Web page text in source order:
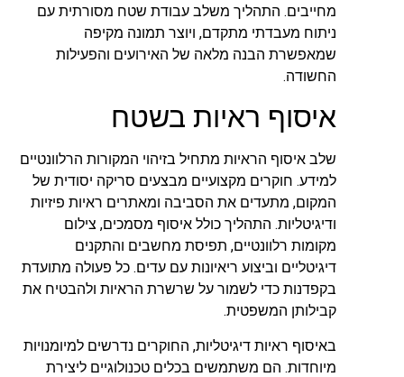
מחייבים. התהליך משלב עבודת שטח מסורתית עם
ניתוח מעבדתי מתקדם, ויוצר תמונה מקיפה
שמאפשרת הבנה מלאה של האירועים והפעילות
החשודה.
איסוף ראיות בשטח
שלב איסוף הראיות מתחיל בזיהוי המקורות הרלוונטיים
למידע. חוקרים מקצועיים מבצעים סריקה יסודית של
המקום, מתעדים את הסביבה ומאתרים ראיות פיזיות
ודיגיטליות. התהליך כולל איסוף מסמכים, צילום
מקומות רלוונטיים, תפיסת מחשבים והתקנים
דיגיטליים וביצוע ריאיונות עם עדים. כל פעולה מתועדת
בקפדנות כדי לשמור על שרשרת הראיות ולהבטיח את
קבילותן המשפטית.
באיסוף ראיות דיגיטליות, החוקרים נדרשים למיומנויות
מיוחדות. הם משתמשים בכלים טכנולוגיים ליצירת